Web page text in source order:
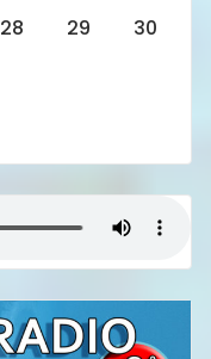
28 29
30